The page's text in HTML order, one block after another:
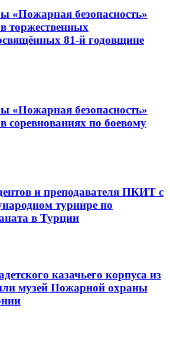
«Пожарная безопасность»
торжественных
81-й годовщине
«Пожарная безопасность»
соревнованиях по боевому
и преподавателя ПКИТ с
турнире по
в Турции
казачьего корпуса из
музей Пожарной охраны